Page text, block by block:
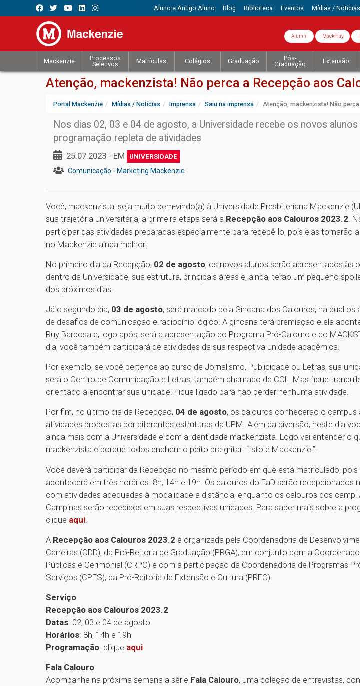
Aluno e Antigo Aluno Blog Biblioteca Eventos Mídias / Notícias
Alumni MackPlay
Mackenzie
Processos
Seletivos
Matrículas Colégios Graduação
Pós-
Graduação
Extensão
Atenção, mackenzista! Não perca a Recepção aos
Portal Mackenzie Mídias / Notícias Imprensa Saiu na imprensa Atenção, mackenzista! Não
Nos dias 02, 03 e 04 de agosto, a Universidade recebe os novos
programação repleta de atividades
25.07.2023 - EM UNIVERSIDADE
Comunicação - Marketing Mackenzie
Você, mackenzista, seja muito bem-vindo(a) à Universidade Presbiteriana Mackenzie
sua trajetória universitária, a primeira etapa será a Recepção aos Calouros 2023.2.
participar das atividades preparadas especialmente para recebê-lo, pois elas tornarão
no Mackenzie ainda melhor!
No primeiro dia da Recepção, 02 de agosto, os novos alunos serão apresentados às
dentro da Universidade, sua estrutura, principais áreas e, ainda, terão um pequeno
dos próximos dias.
Já o segundo dia, 03 de agosto, será marcado pela Gincana dos Calouros, na qual os
de desafios de comunicação e raciocínio lógico. A gincana terá premiação e ela
Ruy Barbosa e, logo após, será a apresentação do Programa Pró-Calouro e do
dia, você também participará de atividades da sua respectiva unidade acadêmica.
Por exemplo, se você pertence ao curso de Jornalismo, Publicidade ou Letras, sua
será o Centro de Comunicação e Letras, também chamado de CCL. Mas fique
orientado a encontrar sua unidade. Fique ligado para não perder nenhuma atividade.
Por fim, no último dia da Recepção, 04 de agosto, os calouros conhecerão o campus
atividades propostas por diferentes estruturas da UPM. Além da diversão, neste dia
ainda mais com a Universidade e com a identidade mackenzista. Logo vai entender o
mackenzista e porque todos enchem o peito pra gritar: “Isto é Mackenzie!”.
Você deverá participar da Recepção no mesmo período em que está matriculado,
acontecerá em três horários: 8h, 14h e 19h. Os calouros do EaD serão recepcionados
com atividades adequadas à modalidade a distância, enquanto os calouros dos campi
Campinas serão recebidos em suas respectivas unidades. Para saber mais sobre a
clique aqui.
A Recepção aos Calouros 2023.2 é organizada pela Coordenadoria de
Carreiras (CDD), da Pró-Reitoria de Graduação (PRGA), em conjunto com a
Públicas e Cerimonial (CRPC) e com a participação da Coordenadoria de Programas
Serviços (CPES), da Pró-Reitoria de Extensão e Cultura (PREC).
Serviço
Recepção aos Calouros 2023.2
Datas: 02, 03 e 04 de agosto
Horários: 8h, 14h e 19h
Programação: clique aqui
Fala Calouro
Acompanhe na próxima semana a série Fala Calouro, uma coleção de entrevistas,